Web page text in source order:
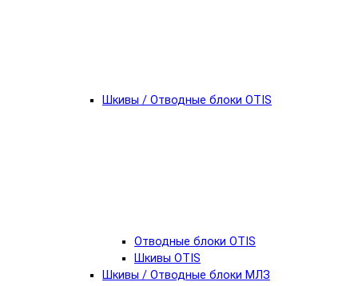
Шкивы / Отводные блоки OTIS
Отводные блоки OTIS
Шкивы OTIS
Шкивы / Отводные блоки МЛЗ